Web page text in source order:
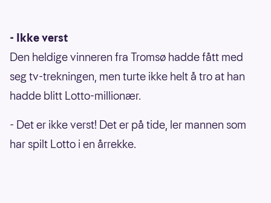
- Ikke verst
Den heldige vinneren fra Tromsø hadde fått med
seg tv-trekningen, men turte ikke helt å tro at han
hadde blitt Lotto-millionær.
- Det er ikke verst! Det er på tide, ler mannen som
har spilt Lotto i en årrekke.